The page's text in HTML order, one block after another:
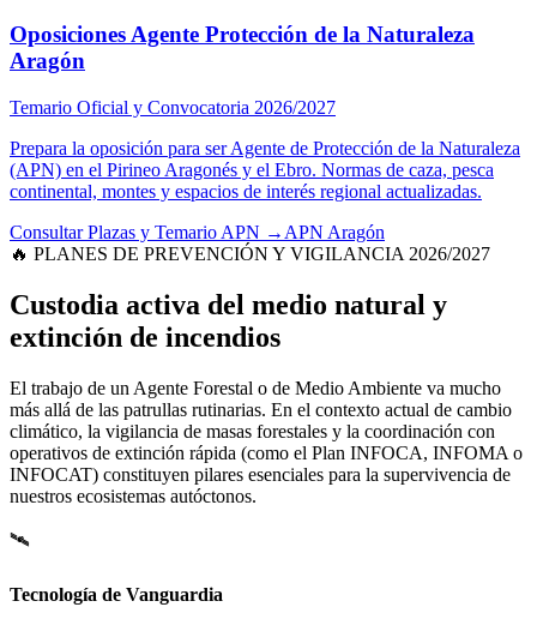
Oposiciones Agente Protección de la Naturaleza
Aragón
Temario Oficial y Convocatoria 2026/2027
Prepara la oposición para ser Agente de Protección de la Naturaleza
(APN) en el Pirineo Aragonés y el Ebro. Normas de caza, pesca
continental, montes y espacios de interés regional actualizadas.
Consultar Plazas y Temario APN → APN Aragón
🔥 PLANES DE PREVENCIÓN Y VIGILANCIA 2026/2027
Custodia activa del medio natural y
extinción de incendios
El trabajo de un Agente Forestal o de Medio Ambiente va mucho
más allá de las patrullas rutinarias. En el contexto actual de cambio
climático, la vigilancia de masas forestales y la coordinación con
operativos de extinción rápida (como el Plan INFOCA, INFOMA o
INFOCAT) constituyen pilares esenciales para la supervivencia de
nuestros ecosistemas autóctonos.
🛰️
Tecnología de Vanguardia